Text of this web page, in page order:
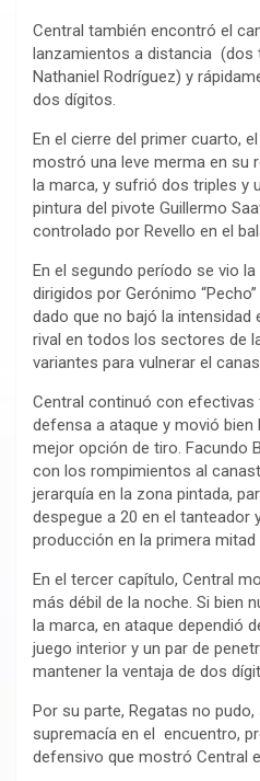
Central también encontró el
lanzamientos a distancia (dos
Nathaniel Rodríguez) y
dos dígitos.
En el cierre del primer cuarto,
mostró una leve merma en su
la marca, y sufrió dos triples y
pintura del pivote Guillermo
controlado por Revello en el
En el segundo período se vio
dirigidos por Gerónimo
dado que no bajó la intensidad
rival en todos los sectores de
variantes para vulnerar el
Central continuó con efectivas
defensa a ataque y movió
mejor opción de tiro. Facundo
con los rompimientos al
jerarquía en la zona pintada,
despegue a 20 en el tanteador
producción en la primera mitad
En el tercer capítulo, Central
más débil de la noche. Si bien
la marca, en ataque dependió
juego interior y un par de
mantener la ventaja de dos
Por su parte, Regatas no
supremacía en el encuentro,
defensivo que mostró Central